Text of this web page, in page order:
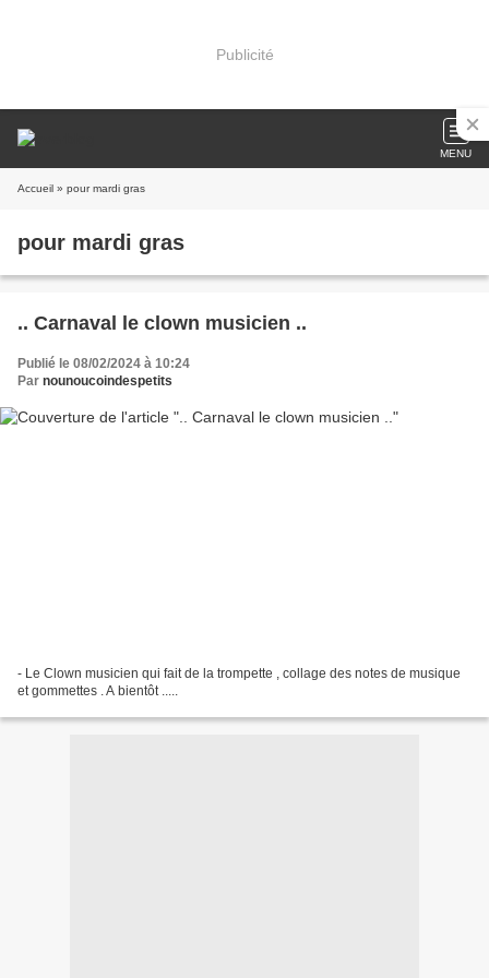
Publicité
MENU
Accueil » pour mardi gras
pour mardi gras
.. Carnaval le clown musicien ..
Publié le 08/02/2024 à 10:24
Par nounoucoindespetits
- Le Clown musicien qui fait de la trompette , collage des notes de musique
et gommettes . A bientôt .....